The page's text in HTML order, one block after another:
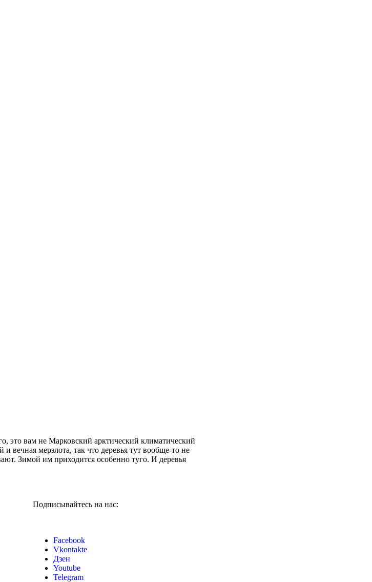
это вам не Марковский арктический климатический
вечная мерзлота, так что деревья тут вообще-то не
Зимой им приходится особенно туго. И деревья
Подписывайтесь на нас:
Facebook
Vkontakte
Дзен
Youtube
Telegram